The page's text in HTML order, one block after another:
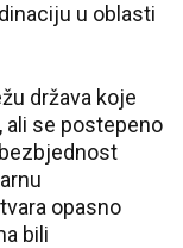
u oblasti
država koje
ali se postepeno
opasno
bili